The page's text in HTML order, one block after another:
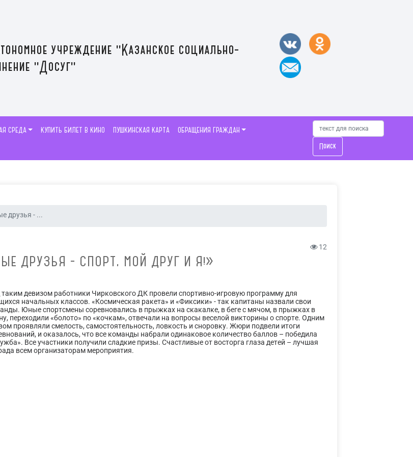
учреждение "Казанское социально-
"Досуг"
СРЕДА КУПИТЬ БИЛЕТ В КИНО ПУШКИНСКАЯ КАРТА
ОБРАЩЕНИЯ ГРАЖДАН
Поиск
друзья - ...
12
ДРУЗЬЯ - СПОРТ, МОЙ ДРУГ И Я!»
девизом работники Чирковского ДК провели спортивно-игровую программу для
начальных классов. «Космическая ракета» и «Фиксики» - так капитаны назвали свои
Юные спортсмены соревновались в прыжках на скакалке, в беге с мячом, в прыжках в
переходили «болото» по «кочкам», отвечали на вопросы веселой викторины о спорте. Одним
проявляли смелость, самостоятельность, ловкость и сноровку. Жюри подвели итоги
и оказалось, что все команды набрали одинаковое количество баллов – победила
Все участники получили сладкие призы. Счастливые от восторга глаза детей – лучшая
всем организаторам мероприятия.